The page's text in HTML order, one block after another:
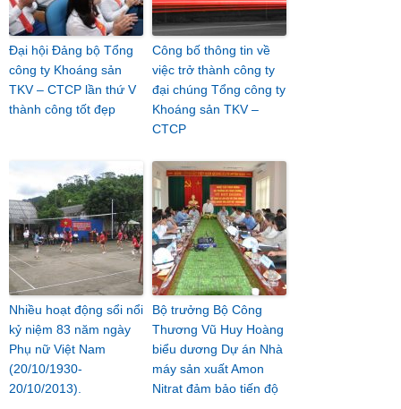
Đại hội Đảng bộ Tổng
công ty Khoáng sản
TKV – CTCP lần thứ V
thành công tốt đẹp
Công bố thông tin về
việc trở thành công ty
đại chúng Tổng công ty
Khoáng sản TKV –
CTCP
Nhiều hoạt động sổi nổi
kỷ niệm 83 năm ngày
Phụ nữ Việt Nam
(20/10/1930-
20/10/2013).
Bộ trưởng Bộ Công
Thương Vũ Huy Hoàng
biểu dương Dự án Nhà
máy sản xuất Amon
Nitrat đảm bảo tiến độ